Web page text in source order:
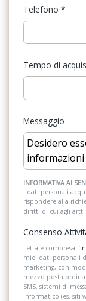
Fendinebbia
Freni a disco
Illuminazione
Inserti in acciaio
Interni in tessuto
Kit riparazione
Listelli sottoporta
Pacchetto
Pacchetto sicurezza
Personalizzazioni
Attivazione
altezza e
Cerchi in lega
r16 (a bassa
Cerchi in lega
205/55 r17 a
Chiamata di
Chiusura
radiofrequenza
Controllo
Cristalli laterali
Dashboard con
Telefono *
Tempo di
Messaggio
INFORMATIVA AI
I dati personali
rispondere alla
diritti di cui agli artt.
Consenso
Letta e compresa l’
miei dati personali
marketing, con
mezzo posta
SMS, sistemi di
informatico (es. siti